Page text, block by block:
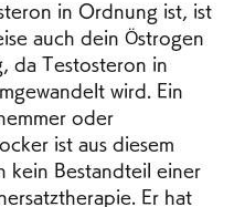
in Ordnung ist, ist
auch dein Östrogen
da Testosteron in
wird. Ein
oder
ist aus diesem
kein Bestandteil einer
Er hat